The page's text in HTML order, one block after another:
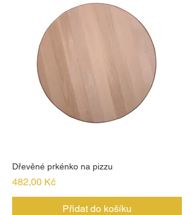
Dřevěné prkénko na pizzu
Cena
482,00 Kč
Přidat do košíku